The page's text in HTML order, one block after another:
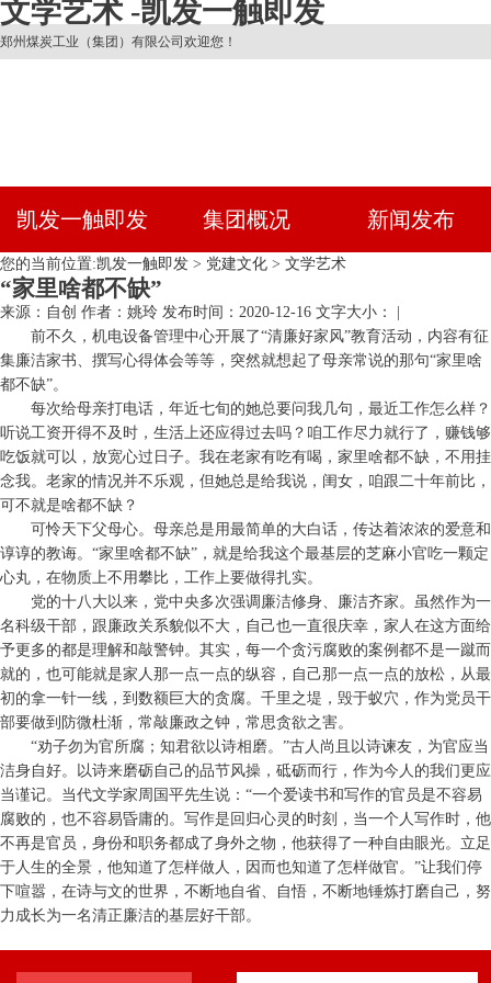
文学艺术 -凯发一触即发
郑州煤炭工业（集团）有限公司欢迎您！
凯发一触即发 集团概况 新闻发布
您的当前位置:凯发一触即发 > 党建文化 > 文学艺术
“家里啥都不缺”
来源：自创 作者：姚玲 发布时间：2020-12-16 文字大小： |
前不久，机电设备管理中心开展了“清廉好家风”教育活动，内容有征
集廉洁家书、撰写心得体会等等，突然就想起了母亲常说的那句“家里啥
都不缺”。
每次给母亲打电话，年近七旬的她总要问我几句，最近工作怎么样？
听说工资开得不及时，生活上还应得过去吗？咱工作尽力就行了，赚钱够
吃饭就可以，放宽心过日子。我在老家有吃有喝，家里啥都不缺，不用挂
念我。老家的情况并不乐观，但她总是给我说，闺女，咱跟二十年前比，
可不就是啥都不缺？
可怜天下父母心。母亲总是用最简单的大白话，传达着浓浓的爱意和
谆谆的教诲。“家里啥都不缺”，就是给我这个最基层的芝麻小官吃一颗定
心丸，在物质上不用攀比，工作上要做得扎实。
党的十八大以来，党中央多次强调廉洁修身、廉洁齐家。虽然作为一
名科级干部，跟廉政关系貌似不大，自己也一直很庆幸，家人在这方面给
予更多的都是理解和敲警钟。其实，每一个贪污腐败的案例都不是一蹴而
就的，也可能就是家人那一点一点的纵容，自己那一点一点的放松，从最
初的拿一针一线，到数额巨大的贪腐。千里之堤，毁于蚁穴，作为党员干
部要做到防微杜渐，常敲廉政之钟，常思贪欲之害。
“劝子勿为官所腐；知君欲以诗相磨。”古人尚且以诗谏友，为官应当
洁身自好。以诗来磨砺自己的品节风操，砥砺而行，作为今人的我们更应
当谨记。当代文学家周国平先生说：“一个爱读书和写作的官员是不容易
腐败的，也不容易昏庸的。写作是回归心灵的时刻，当一个人写作时，他
不再是官员，身份和职务都成了身外之物，他获得了一种自由眼光。立足
于人生的全景，他知道了怎样做人，因而也知道了怎样做官。”让我们停
下喧嚣，在诗与文的世界，不断地自省、自悟，不断地锤炼打磨自己，努
力成长为一名清正廉洁的基层好干部。